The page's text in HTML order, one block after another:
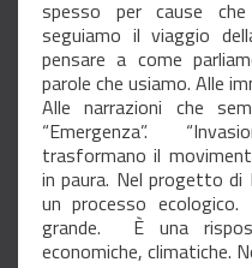
spesso per cause
seguiamo il viaggio
pensare a come
parole che usiamo. Alle
Alle narrazioni che
“Emergenza”.
trasformano il
in paura. Nel progetto di
un processo
grande. È una
economiche, climatiche.